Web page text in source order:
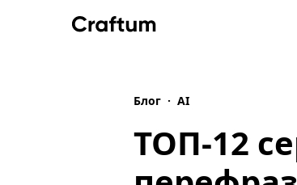
Блог · AI
ТОП-12